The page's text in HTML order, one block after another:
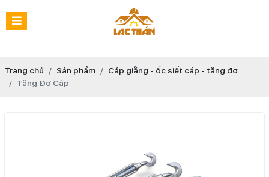
Trang chủ Sản phẩm
Cáp giằng - ốc siết cáp - tăng đơ
Tăng Đơ Cáp